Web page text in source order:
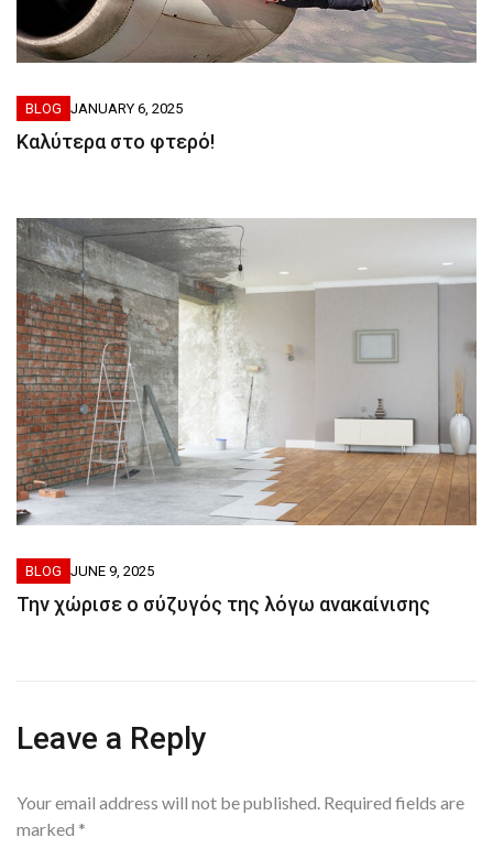
BLOG JANUARY 6, 2025
Καλύτερα στο φτερό!
BLOG JUNE 9, 2025
Την χώρισε ο σύζυγός της λόγω ανακαίνισης
Leave a Reply
Your email address will not be published. Required fields are
marked *